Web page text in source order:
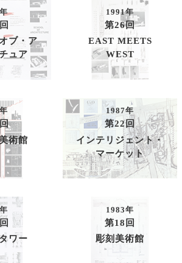
ブ・ア
ュア
1991年
第26回
EAST MEETS
WEST
術館
1987年
第22回
インテリジェント・
マーケット
ワー
1983年
第18回
彫刻美術館